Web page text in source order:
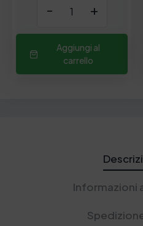
- +
Aggiungi al
carrello
Informazioni